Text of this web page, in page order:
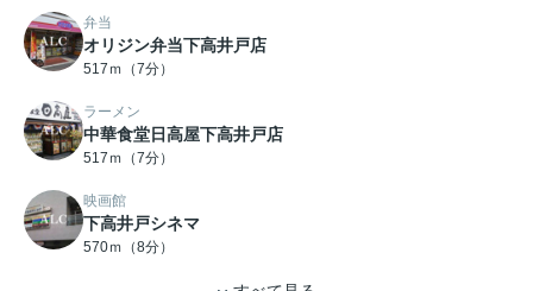
弁当
オリジン弁当下高井戸店
517ｍ（7分）
ラーメン
中華食堂日高屋下高井戸店
517ｍ（7分）
映画館
下高井戸シネマ
570ｍ（8分）